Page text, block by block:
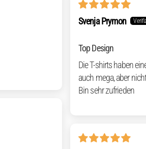
Svenja Prymon
Top Design
Die T-shirts haben
auch mega, aber
Bin sehr zufrieden